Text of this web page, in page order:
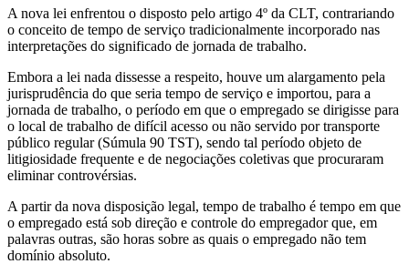
A nova lei enfrentou o disposto pelo artigo 4º da CLT, contrariando
o conceito de tempo de serviço tradicionalmente incorporado nas
interpretações do significado de jornada de trabalho.
Embora a lei nada dissesse a respeito, houve um alargamento pela
jurisprudência do que seria tempo de serviço e importou, para a
jornada de trabalho, o período em que o empregado se dirigisse para
o local de trabalho de difícil acesso ou não servido por transporte
público regular (Súmula 90 TST), sendo tal período objeto de
litigiosidade frequente e de negociações coletivas que procuraram
eliminar controvérsias.
A partir da nova disposição legal, tempo de trabalho é tempo em que
o empregado está sob direção e controle do empregador que, em
palavras outras, são horas sobre as quais o empregado não tem
domínio absoluto.